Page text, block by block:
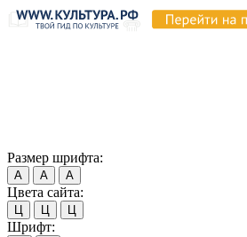
Размер шрифта:
А А А
Цвета сайта:
Ц Ц Ц
Шрифт: